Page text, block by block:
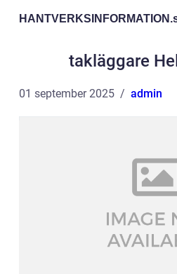
HANTVERKSINFORMATION.
takläggare
01 september 2025 admin